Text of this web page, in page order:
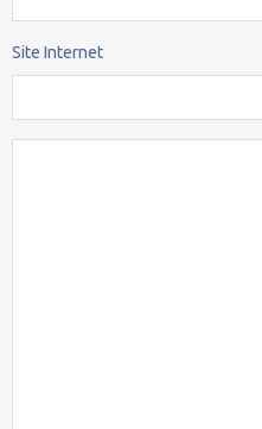
Site Internet